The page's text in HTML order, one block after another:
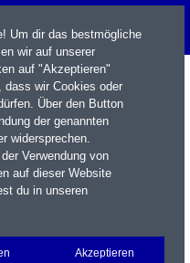
Portfolio Login
Um dir das bestmögliche
wir auf unserer
auf "Akzeptieren"
dass wir Cookies oder
Über den Button
der genannten
widersprechen.
Verwendung von
auf dieser Website
du in unseren
Akzeptieren